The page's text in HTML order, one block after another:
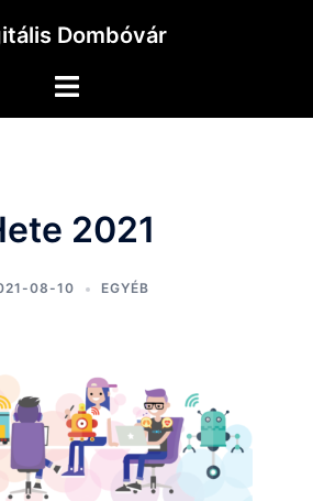
Dombóvár
Toggle
2021
08-10 EGYÉB